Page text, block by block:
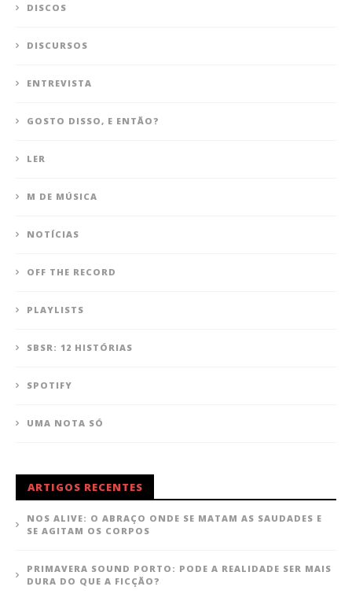
DISCOS
DISCURSOS
ENTREVISTA
GOSTO DISSO, E ENTÃO?
LER
M DE MÚSICA
NOTÍCIAS
OFF THE RECORD
PLAYLISTS
SBSR: 12 HISTÓRIAS
SPOTIFY
UMA NOTA SÓ
ARTIGOS RECENTES
NOS ALIVE: O ABRAÇO ONDE SE MATAM AS SAUDADES E
SE AGITAM OS CORPOS
PRIMAVERA SOUND PORTO: PODE A REALIDADE SER MAIS
DURA DO QUE A FICÇÃO?